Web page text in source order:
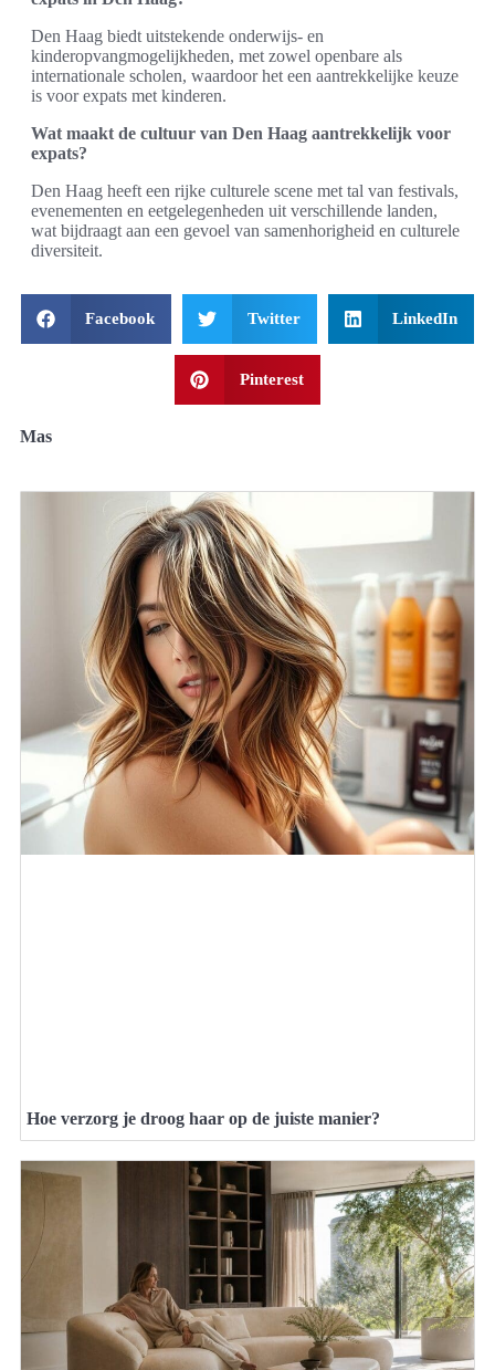
Den Haag biedt uitstekende onderwijs- en
kinderopvangmogelijkheden, met zowel openbare als
internationale scholen, waardoor het een aantrekkelijke keuze
is voor expats met kinderen.
Wat maakt de cultuur van Den Haag aantrekkelijk voor
expats?
Den Haag heeft een rijke culturele scene met tal van festivals,
evenementen en eetgelegenheden uit verschillende landen,
wat bijdraagt aan een gevoel van samenhorigheid en culturele
diversiteit.
Facebook Twitter LinkedIn
Pinterest
Mas
Hoe verzorg je droog haar op de juiste manier?